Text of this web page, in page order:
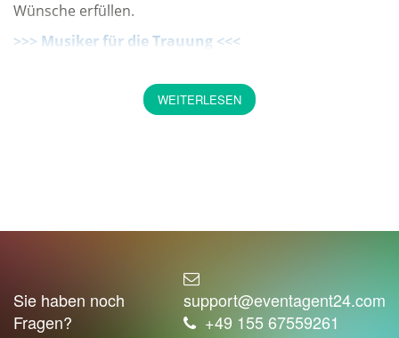
Wünsche erfüllen.
>>> Musiker für die Trauung <<<
Perfekte Musikbegleitung von
besten Musikern
etwas finden. Ob Sie Klassik, Pop-Lieder, Hardrock,
Drum and Bass oder Jazz mögen, alles ist drin. Die
Solosänger, Solospieler, Streichquartette, Piano und
WEITERLESEN
Sie haben noch
Fragen?
support@eventagent24.com
+49 155 67559261